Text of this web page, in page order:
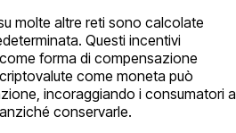
molte altre reti sono calcolate
Questi incentivi
forma di compensazione
criptovalute come moneta può
incoraggiando i consumatori a
conservarle.